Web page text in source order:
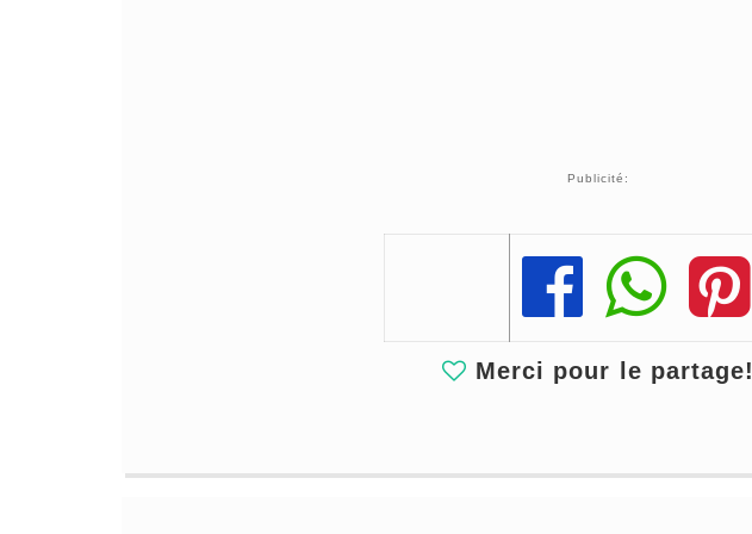
Publicité:
Share
Share
Share
Merci pour le partage!